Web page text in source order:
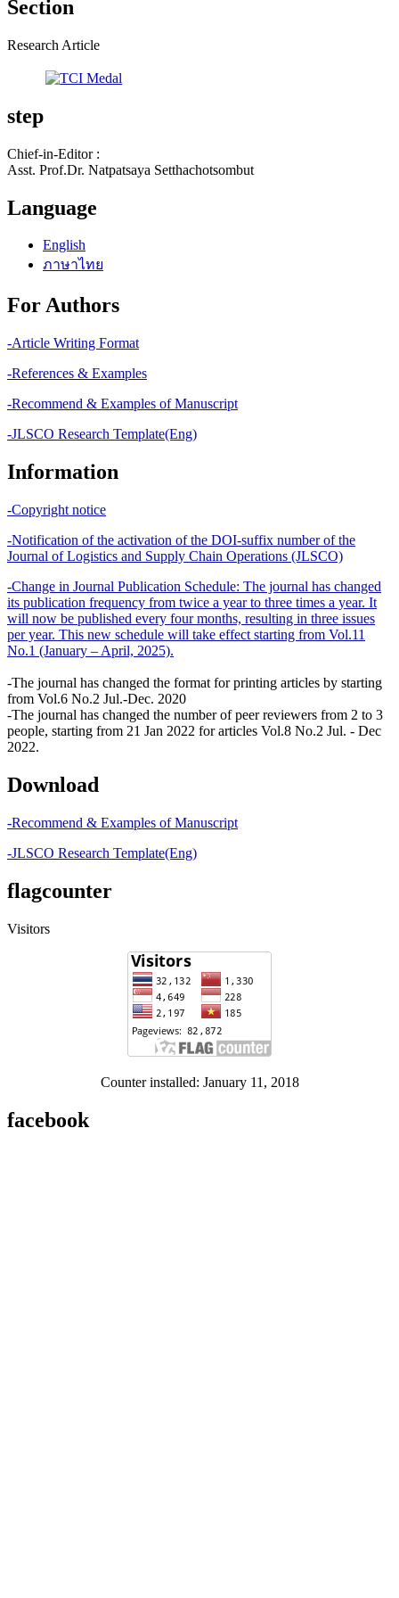
Section
Research Article
step
Chief-in-Editor :
Asst. Prof.Dr. Natpatsaya Setthachotsombut
Language
English
ภาษาไทย
For Authors
-Article Writing Format
-References & Examples
-Recommend & Examples of Manuscript
-JLSCO Research Template(Eng)
Information
-Copyright notice
-Notification of the activation of the DOI-suffix number of the
Journal of Logistics and Supply Chain Operations (JLSCO)
-Change in Journal Publication Schedule: The journal has changed
its publication frequency from twice a year to three times a year. It
will now be published every four months, resulting in three issues
per year. This new schedule will take effect starting from Vol.11
No.1 (January – April, 2025).
-The journal has changed the format for printing articles by starting
from Vol.6 No.2 Jul.-Dec. 2020
-The journal has changed the number of peer reviewers from 2 to 3
people, starting from 21 Jan 2022 for articles Vol.8 No.2 Jul. - Dec
2022.
Download
-Recommend & Examples of Manuscript
-JLSCO Research Template(Eng)
flagcounter
Visitors
Counter installed: January 11, 2018
facebook